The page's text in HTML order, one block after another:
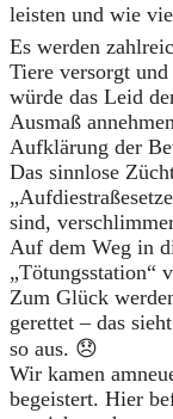
leisten und wie
Es werden
Tiere versorgt
würde das Leid
Ausmaß
Aufklärung der
Das sinnlose
sind,
Auf dem Weg in
„Tötungsstation“
Zum Glück
gerettet – das
so aus. 😞
Wir kamen
begeistert. Hier